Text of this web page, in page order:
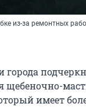
из-за ремонтных
щебеночно-
имеет